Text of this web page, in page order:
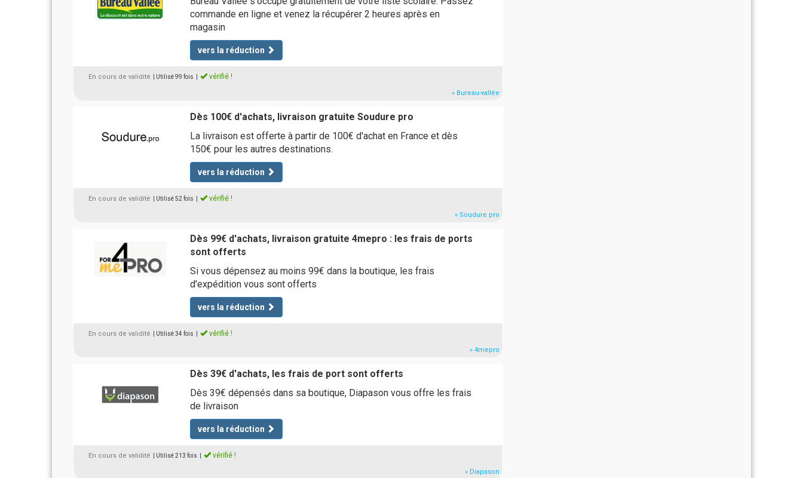
commande en ligne et venez la récupérer 2 heures après en
magasin
vers la réduction
En cours de validité | Utilisé 99 fois vérifié !
» Bureau-vallée
Dès 100€ d'achats, livraison gratuite Soudure pro
La livraison est offerte à partir de 100€ d'achat en France et dès
150€ pour les autres destinations.
vers la réduction
En cours de validité | Utilisé 52 fois vérifié !
» Soudure pro
Dès 99€ d'achats, livraison gratuite 4mepro : les frais de ports
sont offerts
Si vous dépensez au moins 99€ dans la boutique, les frais
d'expédition vous sont offerts
vers la réduction
En cours de validité | Utilisé 34 fois vérifié !
» 4mepro
Dès 39€ d'achats, les frais de port sont offerts
Dès 39€ dépensés dans sa boutique, Diapason vous offre les frais
de livraison
vers la réduction
En cours de validité | Utilisé 213 fois vérifié !
» Diapason